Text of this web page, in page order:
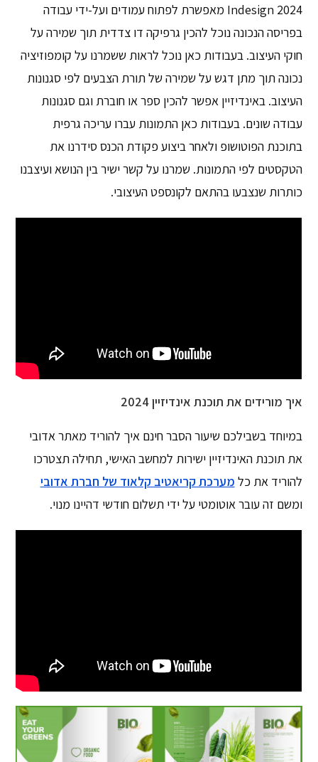
Indesign 2024 מאפשרת לפתוח עמודים ועל-ידי עבודה
בפריסה הנכונה נוכל להכין גרפיקה דו צדדית תוך שמירה על
חוקי העיצוב. בעבודות כאן נוכל לראות ששמרנו על קומפוזיציה
נכונה תוך מתן דגש על שמירה של תורת הצבעים לפי סגנונות
העיצוב. באינדיזיין אפשר להכין ספר או חוברת וגם סגנונות
עבודה שונים. בעבודות כאן התמונות עברו עריכה גרפית
בתוכנת הפוטושופ ולאחר ביצוע פקודת הכנס סידרנו את
הטקסטים לפי התמונות. שמרנו על קשר ישיר בין הנושא ועיצבנו
כותרות שנצבעו בהתאם לקונספט העיצובי.
איך מורידים את תוכנת אינדיזיין 2024
במיוחד בשבילכם שיעור הסבר חינם איך להוריד מאתר אדובי
את תוכנת האינדיזיין ישירות למחשב האישי, תחילה תצטרכו
להוריד את כל מערכת קריאטיב קלאוד של חברת אדובי
ומשם זה עובר אוטומטי על ידי תשלום חודשי דהיינו מנוי.